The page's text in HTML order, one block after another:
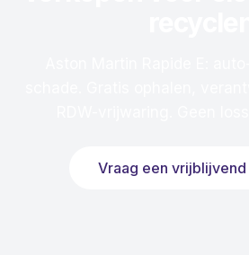
Vraag een vrijblijvend